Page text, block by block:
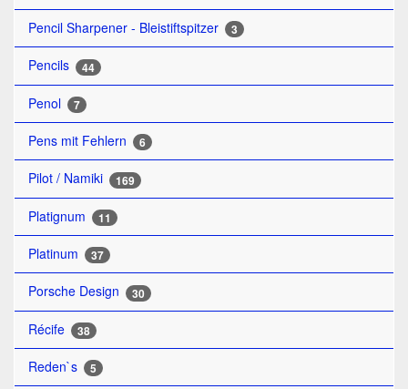
Pencil Sharpener - Bleistiftspitzer 3
Pencils 44
Penol 7
Pens mit Fehlern 6
Pilot / Namiki 169
Platignum 11
Platinum 37
Porsche Design 30
Récife 38
Reden`s 5